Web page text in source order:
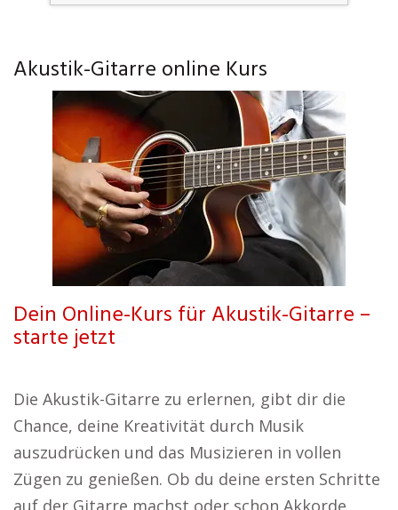
Akustik-Gitarre online Kurs
Dein Online-Kurs für Akustik-Gitarre –
starte jetzt
Die Akustik-Gitarre zu erlernen, gibt dir die
Chance, deine Kreativität durch Musik
auszudrücken und das Musizieren in vollen
Zügen zu genießen. Ob du deine ersten Schritte
auf der Gitarre machst oder schon Akkorde